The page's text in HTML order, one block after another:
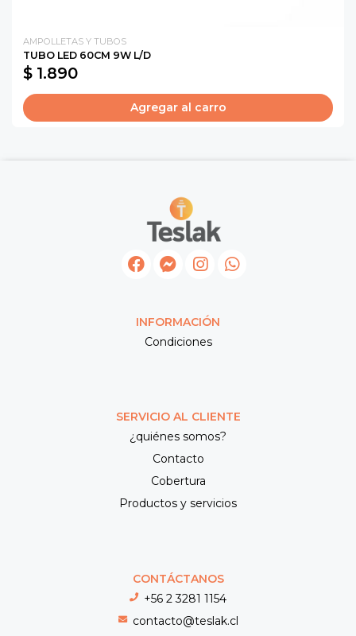
AMPOLLETAS Y TUBOS
TUBO LED 60CM 9W L/D
$ 1.890
Agregar al carro
INFORMACIÓN
Condiciones
SERVICIO AL CLIENTE
¿quiénes somos?
Contacto
Cobertura
Productos y servicios
CONTÁCTANOS
+56 2 3281 1154
contacto@teslak.cl